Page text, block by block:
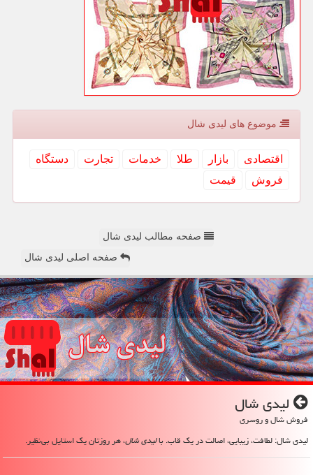
موضوع های لیدی شال
اقتصادی بازار طلا خدمات تجارت
دستگاه
فروش
قیمت
صفحه مطالب لیدی شال
صفحه اصلی لیدی شال
لیدی شال
فروش شال و روسری
لیدی شال: لطافت، زیبایی، اصالت در یک قاب. بالیدی شال، هر روزتان یک استایل بی‌نظیر.